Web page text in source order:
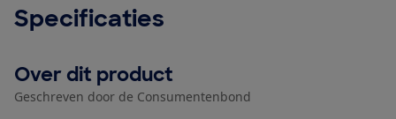
Specificaties
Over dit product
Geschreven door de Consumentenbond